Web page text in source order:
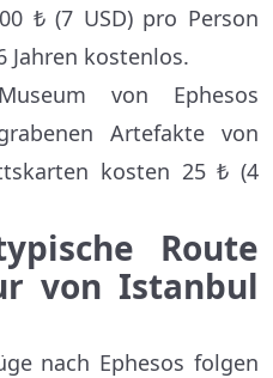
₺ (7 USD) pro Person
kostenlos.
von Ephesos
Artefakte von
kosten 25 ₺ (4
Route
von Istanbul
nach Ephesos folgen